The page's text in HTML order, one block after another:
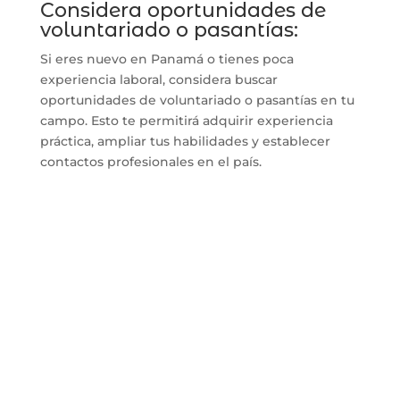
Considera oportunidades de
voluntariado o pasantías:
Si eres nuevo en Panamá o tienes poca
experiencia laboral, considera buscar
oportunidades de voluntariado o pasantías en tu
campo. Esto te permitirá adquirir experiencia
práctica, ampliar tus habilidades y establecer
contactos profesionales en el país.